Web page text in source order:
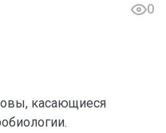
0
касающиеся